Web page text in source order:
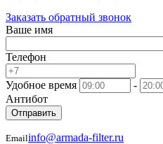
Заказать обратный звонок
Ваше имя
Телефон
Удобное время
-
Антибот
Отправить
Emailinfo@armada-filter.ru